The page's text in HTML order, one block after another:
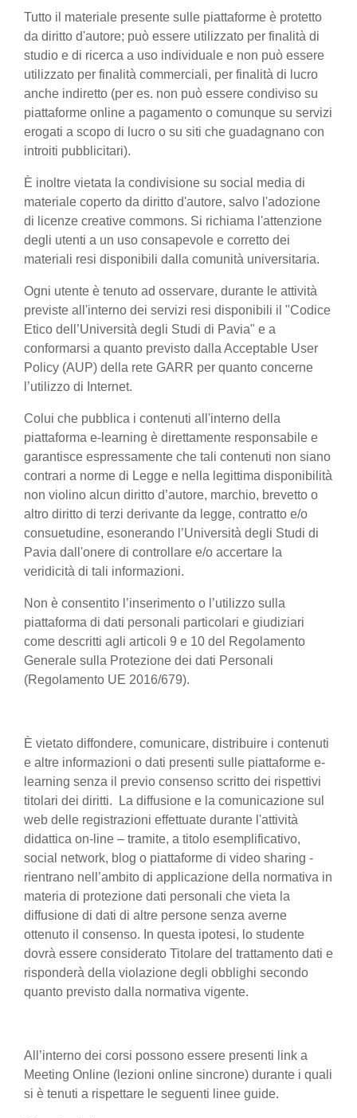
Tutto il materiale presente sulle piattaforme è protetto
da diritto d'autore; può essere utilizzato per finalità di
studio e di ricerca a uso individuale e non può essere
utilizzato per finalità commerciali, per finalità di lucro
anche indiretto (per es. non può essere condiviso su
piattaforme online a pagamento o comunque su servizi
erogati a scopo di lucro o su siti che guadagnano con
introiti pubblicitari).
È inoltre vietata la condivisione su social media di
materiale coperto da diritto d'autore, salvo l'adozione
di licenze creative commons. Si richiama l'attenzione
degli utenti a un uso consapevole e corretto dei
materiali resi disponibili dalla comunità universitaria.
Ogni utente è tenuto ad osservare, durante le attività
previste all'interno dei servizi resi disponibili il "Codice
Etico dell’Università degli Studi di Pavia" e a
conformarsi a quanto previsto dalla Acceptable User
Policy (AUP) della rete GARR per quanto concerne
l’utilizzo di Internet.
Colui che pubblica i contenuti all'interno della
piattaforma e-learning è direttamente responsabile e
garantisce espressamente che tali contenuti non siano
contrari a norme di Legge e nella legittima disponibilità
non violino alcun diritto d’autore, marchio, brevetto o
altro diritto di terzi derivante da legge, contratto e/o
consuetudine, esonerando l’Università degli Studi di
Pavia dall'onere di controllare e/o accertare la
veridicità di tali informazioni.
Non è consentito l’inserimento o l’utilizzo sulla
piattaforma di dati personali particolari e giudiziari
come descritti agli articoli 9 e 10 del Regolamento
Generale sulla Protezione dei dati Personali
(Regolamento UE 2016/679).
È vietato diffondere, comunicare, distribuire i contenuti
e altre informazioni o dati presenti sulle piattaforme e-
learning senza il previo consenso scritto dei rispettivi
titolari dei diritti. La diffusione e la comunicazione sul
web delle registrazioni effettuate durante l'attività
didattica on-line – tramite, a titolo esemplificativo,
social network, blog o piattaforme di video sharing -
rientrano nell’ambito di applicazione della normativa in
materia di protezione dati personali che vieta la
diffusione di dati di altre persone senza averne
ottenuto il consenso. In questa ipotesi, lo studente
dovrà essere considerato Titolare del trattamento dati e
risponderà della violazione degli obblighi secondo
quanto previsto dalla normativa vigente.
All’interno dei corsi possono essere presenti link a
Meeting Online (lezioni online sincrone) durante i quali
si è tenuti a rispettare le seguenti linee guide.